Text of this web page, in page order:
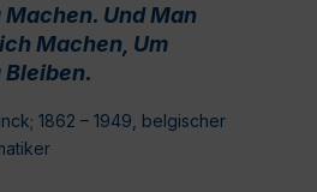
Und Man
Machen, Um
1862 – 1949, belgischer